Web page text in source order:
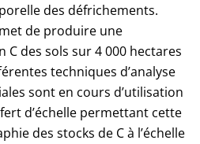
des défrichements.
de produire une
des sols sur 4 000 hectares
techniques d’analyse
sont en cours d’utilisation
d’échelle permettant cette
des stocks de C à l’échelle